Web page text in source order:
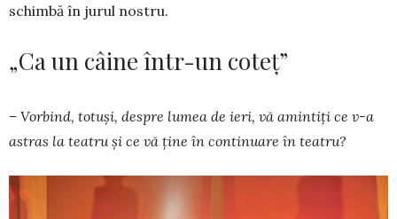
schimbă în jurul nostru.
„Ca un câine într-un coteț”
– Vorbind, totuși, despre lumea de ieri, vă amin­tiți ce v-a
astras la teatru și ce vă ține în con­tinuare în teatru?